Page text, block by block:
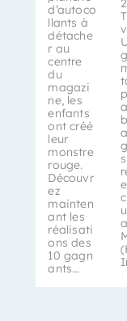
d’autoco
llants à
détache
r au
centre
du
magazi
ne, les
enfants
ont créé
leur
monstre
rouge.
Découvr
ez
mainten
ant les
réalisati
ons des
10 gagn
ants…